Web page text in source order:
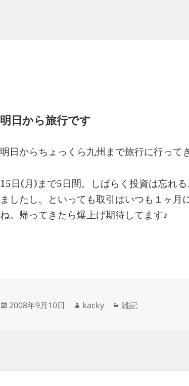
明日から旅行です
明日からちょっくら九州まで旅行に行って
15日(月)まで5日間。しばらく投資は忘れ
ましたし。といっても取引はいつも１ヶ月
ね。帰ってきたら爆上げ期待してます♪
投
2008年9月10日
作
kacky
カ
雑記